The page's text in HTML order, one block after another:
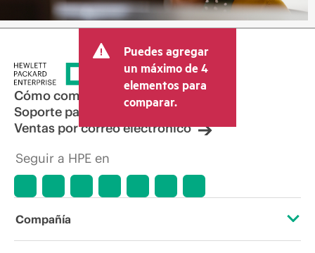
Puedes agregar
un máximo de 4
elementos para
comparar.
Cómo comprar
Soporte para productos
Ventas por correo electrónico
Seguir a HPE en
Compañía